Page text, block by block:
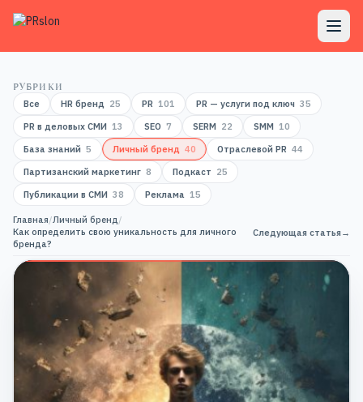
РУБРИКИ
Все
HR бренд 25 PR 101 PR — услуги под ключ 35
PR в деловых СМИ 13 SEO 7 SERM 22 SMM 10
База знаний 5 Личный бренд 40 Отраслевой PR 44
Партизанский маркетинг 8 Подкаст 25
Публикации в СМИ 38 Реклама 15
Главная/Личный бренд/
Как определить свою уникальность для личного
бренда?
Следующая статья→